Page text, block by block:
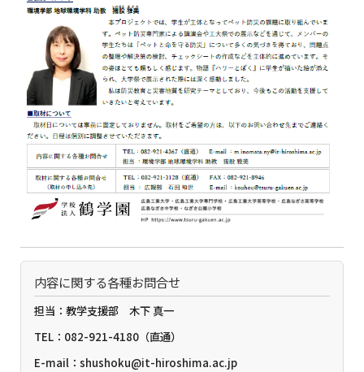
内容に関する各種お問合せ
担当：教学支援部 木下 真一
TEL：082-921-4180（直通）
E-mail：shushoku@it-hiroshima.ac.jp